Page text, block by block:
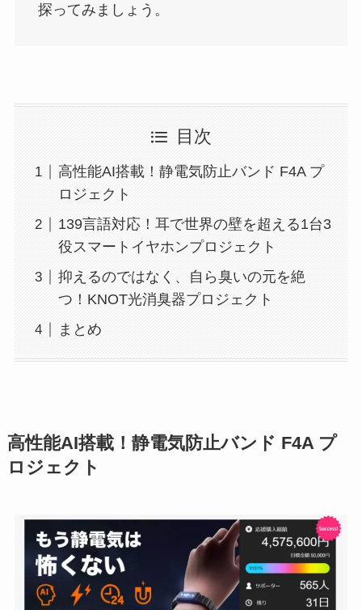
探ってみましょう。
目次
高性能AI搭載！静電気防止バンド F4A プ
ロジェクト
139言語対応！耳で世界の壁を超える1台3
役スマートイヤホンプロジェクト
抑えるのではなく、自ら臭いの元を絶
つ！KNOT光消臭器プロジェクト
まとめ
高性能AI搭載！静電気防止バンド F4A プ
ロジェクト